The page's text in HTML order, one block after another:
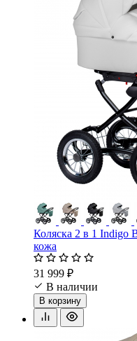
Коляска 2 в 1 Indigo
кожа
31 999 ₽
В наличии
В корзину